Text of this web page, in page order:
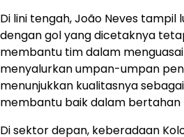
Di lini tengah, João Neves tampil
dengan gol yang dicetaknya
membantu tim dalam
menyalurkan umpan-umpan
menunjukkan kualitasnya
membantu baik dalam bertahan
Di sektor depan, keberadaan